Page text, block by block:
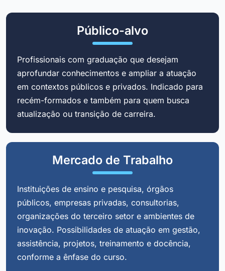
Público-alvo
Profissionais com graduação que desejam
aprofundar conhecimentos e ampliar a atuação
em contextos públicos e privados. Indicado para
recém-formados e também para quem busca
atualização ou transição de carreira.
Mercado de Trabalho
Instituições de ensino e pesquisa, órgãos
públicos, empresas privadas, consultorias,
organizações do terceiro setor e ambientes de
inovação. Possibilidades de atuação em gestão,
assistência, projetos, treinamento e docência,
conforme a ênfase do curso.